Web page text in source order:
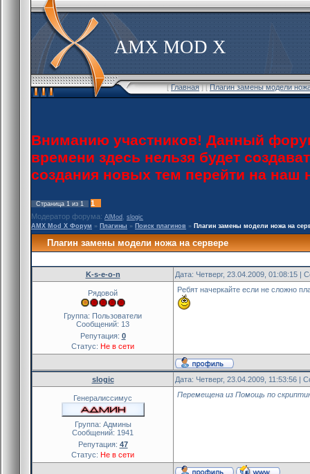
AMX MOD X
[Главная] [Плагин замены модели
Вниманию участников! Данный
времени здесь нельзя будет
создания новых тем перейти на
Страница 1 из 1
1
Модератор форума: AlMod
slogic
AMX Mod X Форум » Плагины » Поиск плагинов » Плагин замены модели ножа на
Плагин замены модели ножа на сервере
K-s-e-o-n Дата: Четверг, 23.04.2009, 01:08:15 |
Рядовой
Группа: Пользователи
Сообщений: 13
Репутация: 0
Статус: Не в сети
Ребят начеркайте если не сложно
slogic Дата: Четверг, 23.04.2009, 11:53:56 |
Генералиссимус
Группа: Админы
Сообщений: 1941
Репутация: 47
Статус: Не в сети
Перемещена из Помощь по